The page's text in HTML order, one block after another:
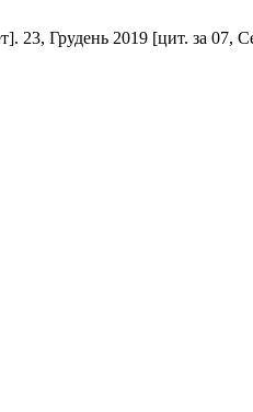
23, Грудень 2019 [цит. за 07,